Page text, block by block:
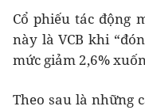
Cổ phiếu tác động
này là VCB khi
mức giảm 2,6%
Theo sau là những